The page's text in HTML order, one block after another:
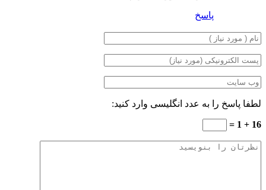
پاسخ
لطفا پاسخ را به عدد انگلیسی وارد کنید:
16 + 1 =